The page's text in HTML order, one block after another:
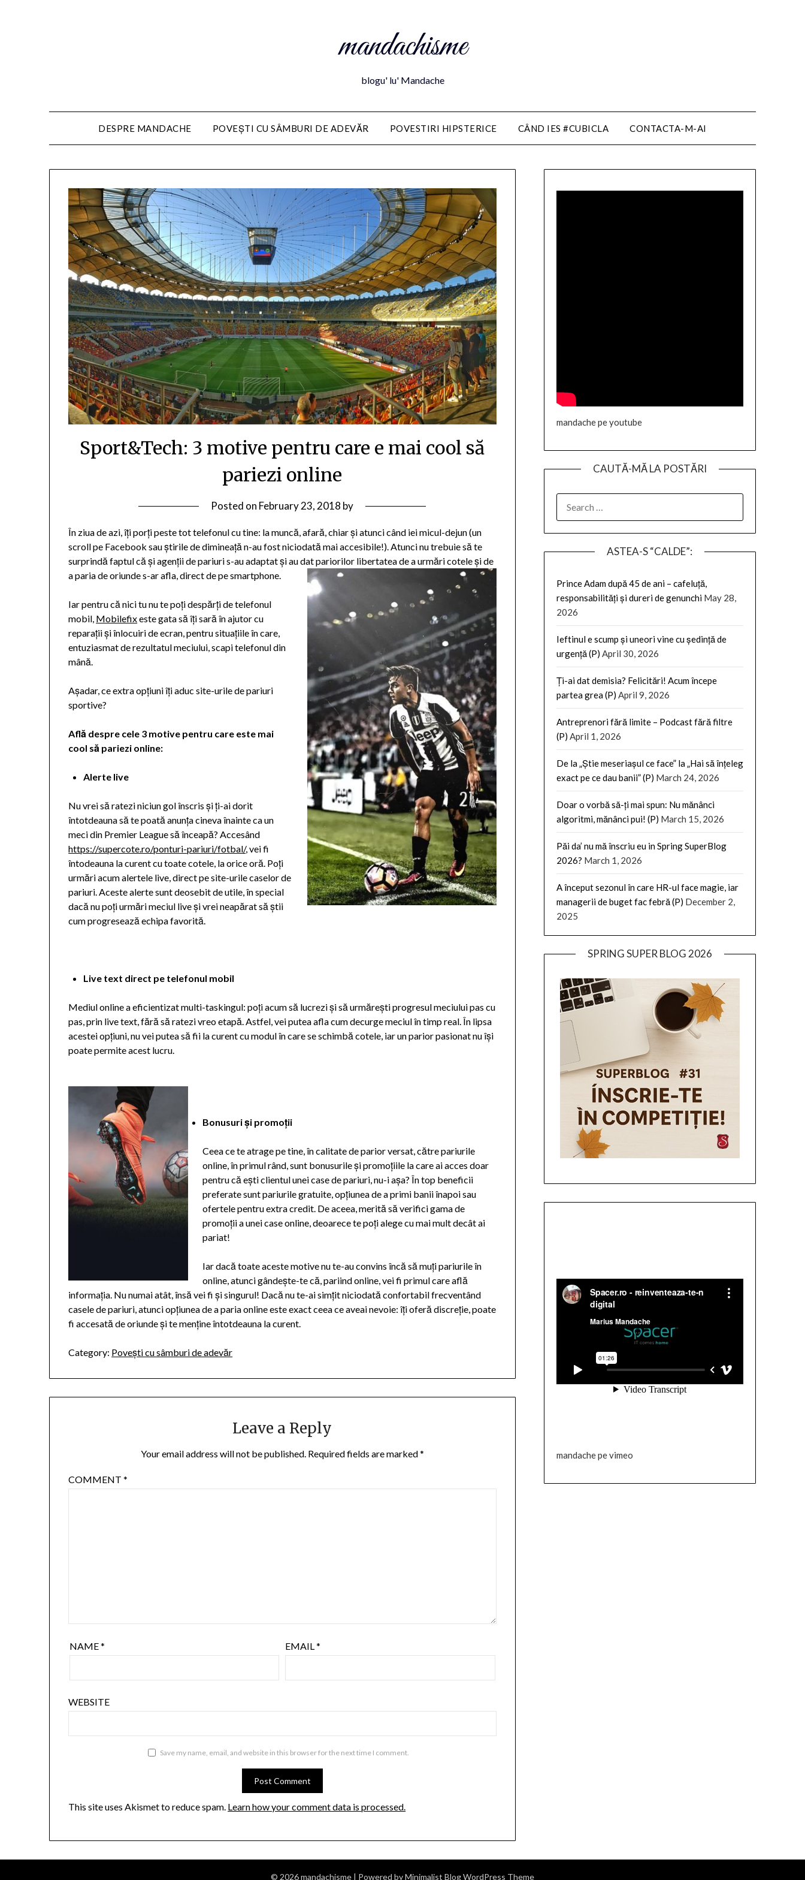
mandachisme
blogu' lu' Mandache
DESPRE MANDACHE POVEȘTI CU SÂMBURI DE ADEVĂR POVESTIRI HIPSTERICE CÂND IES #CUBICLA CONTACTA-M-AI
Sport&Tech: 3 motive pentru care e mai cool să
pariezi online
Posted on February 23, 2018 by
În ziua de azi, îți porți peste tot telefonul cu tine: la muncă, afară, chiar și atunci când iei micul-dejun (un
scroll pe Facebook sau știrile de dimineață n-au fost niciodată mai accesibile!). Atunci nu trebuie să te
surprindă faptul că și agenții de pariuri s-au adaptat și au dat pariorilor libertatea de a urmări cotele și de
a paria de oriunde s-ar afla, direct de pe smartphone.
Iar pentru că nici tu nu te poți despărți de telefonul
mobil, Mobilefixeste gata să îți sară în ajutor cu
reparații și înlocuiri de ecran, pentru situațiile în care,
entuziasmat de rezultatul meciului, scapi telefonul din
mână.
Așadar, ce extra opțiuni îți aduc site-urile de pariuri
sportive?
Află despre cele 3 motive pentru care este mai
cool să pariezi online:
Alerte live
Nu vrei să ratezi niciun gol înscris și ți-ai dorit
întotdeauna să te poată anunța cineva înainte ca un
meci din Premier League să înceapă? Accesând
https://supercote.ro/ponturi-pariuri/fotbal/, vei fi
întodeauna la curent cu toate cotele, la orice oră. Poți
urmări acum alertele live, direct pe site-urile caselor de
pariuri. Aceste alerte sunt deosebit de utile, în special
dacă nu poți urmări meciul live și vrei neapărat să știi
cum progresează echipa favorită.
Live text direct pe telefonul mobil
Mediul online a eficientizat multi-taskingul: poți acum să lucrezi și să urmărești progresul meciului pas cu
pas, prin live text, fără să ratezi vreo etapă. Astfel, vei putea afla cum decurge meciul în timp real. În lipsa
acestei opțiuni, nu vei putea să fii la curent cu modul în care se schimbă cotele, iar un parior pasionat nu își
poate permite acest lucru.
Bonusuri și promoții
Ceea ce te atrage pe tine, în calitate de parior versat, către pariurile
online, în primul rând, sunt bonusurile și promoțiile la care ai acces doar
pentru că ești clientul unei case de pariuri, nu-i așa? În top beneficii
preferate sunt pariurile gratuite, opțiunea de a primi banii înapoi sau
ofertele pentru extra credit. De aceea, merită să verifici gama de
promoții a unei case online, deoarece te poți alege cu mai mult decât ai
pariat!
Iar dacă toate aceste motive nu te-au convins încă să muți pariurile în
online, atunci gândește-te că, pariind online, vei fi primul care află
informația. Nu numai atât, însă vei fi și singurul! Dacă nu te-ai simțit niciodată confortabil frecventând
casele de pariuri, atunci opțiunea de a paria online este exact ceea ce aveai nevoie: îți oferă discreție, poate
fi accesată de oriunde și te menține întotdeauna la curent.
Category: Povești cu sâmburi de adevăr
Leave a Reply
Your email address will not be published. Required fields are marked*
COMMENT*
NAME* EMAIL*
WEBSITE
Save my name, email, and website in this browser for the next time I comment.
This site uses Akismet to reduce spam. Learn how your comment data is processed.
mandache pe youtube
CAUTĂ-MĂ LA POSTĂRI
FOR:
ASTEA-S “CALDE”:
Prince Adam după 45 de ani – cafeluță,
responsabilități și dureri de genunchi May 28,
2026
Ieftinul e scump și uneori vine cu ședință de
urgență (P) April 30, 2026
Ți-ai dat demisia? Felicitări! Acum începe
partea grea (P) April 9, 2026
Antreprenori fără limite – Podcast fără filtre
(P) April 1, 2026
De la „Știe meseriașul ce face” la „Hai să înțeleg
exact pe ce dau banii” (P) March 24, 2026
Doar o vorbă să-ți mai spun: Nu mănânci
algoritmi, mănânci pui! (P) March 15, 2026
Păi da’ nu mă înscriu eu in Spring SuperBlog
2026? March 1, 2026
A început sezonul în care HR-ul face magie, iar
managerii de buget fac febră (P) December 2,
2025
SPRING SUPER BLOG 2026
mandache pe vimeo
© 2026 mandachisme | Powered byMinimalist BlogWordPress Theme